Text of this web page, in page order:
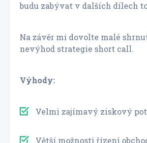
budu zabývat v dalších dílech
Na závěr mi dovolte malé
nevýhod strategie short call.
Výhody:
Velmi zajímavý ziskový
Větší možnosti řízení